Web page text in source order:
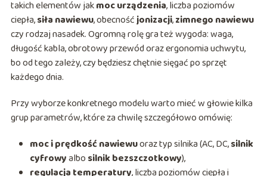
takich elementów jakmoc urządzenia, liczba poziomów
ciepła,siła nawiewu, obecnośćjonizacji,zimnego nawiewu
czy rodzaj nasadek. Ogromną rolę gra też wygoda: waga,
długość kabla, obrotowy przewód oraz ergonomia uchwytu,
bo od tego zależy, czy będziesz chętnie sięgać po sprzęt
każdego dnia.
Przy wyborze konkretnego modelu warto mieć w głowie kilka
grup parametrów, które za chwilę szczegółowo omówię:
moc i prędkość nawiewuoraz typ silnika (AC, DC,silnik
cyfrowyalbo silnik bezszczotkowy),
regulacja temperatury, liczba poziomów ciepła i